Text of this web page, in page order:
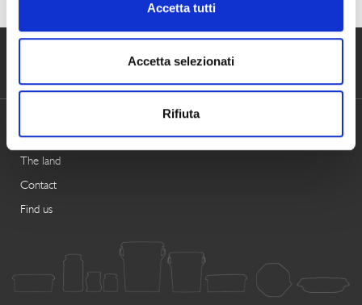
Accetta tutti
Accetta selezionati
Rifiuta
RENNA
Certifications
The land
Contact
Find us
Linea mare
Facebook